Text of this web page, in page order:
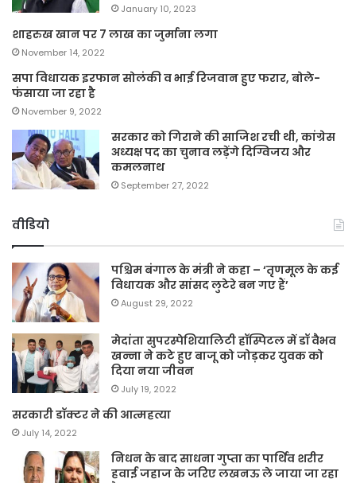
January 10, 2023
शाहरुख खान पर 7 लाख का जुर्माना लगा
November 14, 2022
सपा विधायक इरफान सोलंकी व भाई रिजवान हुए फरार, बोले-
फंसाया जा रहा है
November 9, 2022
सरकार को गिराने की साजिश रची थी, कांग्रेस
अध्यक्ष पद का चुनाव लड़ेंगे दिग्विजय और
कमलनाथ
September 27, 2022
वीडियो
पश्चिम बंगाल के मंत्री ने कहा – ‘तृणमूल के कई
विधायक और सांसद लुटेरे बन गए हैं’
August 29, 2022
मेदांता सुपरस्पेशियालिटी हॉस्पिटल में डॉ वैभव
खन्ना ने कटे हुए बाजू को जोड़कर युवक को
दिया नया जीवन
July 19, 2022
सरकारी डॉक्टर ने की आत्महत्या
July 14, 2022
निधन के बाद साधना गुप्ता का पार्थिव शरीर
हवाई जहाज के जरिए लखनऊ ले जाया जा रहा